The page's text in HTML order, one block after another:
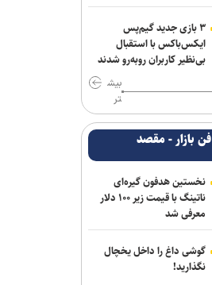
۳ بازی جدید گیم‌پس
ایکس‌باکس با استقبال
بی‌نظیر کاربران روبه‌رو شدند
بیش
تر
فن بازار - مقصد
نخستین هدفون گیره‌ای
ناتینگ با قیمت زیر ۱۰۰ دلار
معرفی شد
گوشی داغ را داخل یخچال
نگذارید!